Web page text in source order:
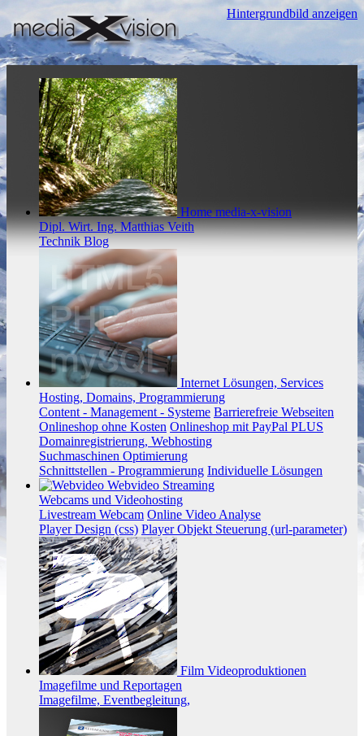
Hintergrundbild anzeigen
Home media-x-vision
Dipl. Wirt. Ing. Matthias Veith
Technik Blog
Internet Lösungen, Services
Hosting, Domains, Programmierung
Content - Management - Systeme Barrierefreie Webseiten
Onlineshop ohne Kosten Onlineshop mit PayPal PLUS
Domainregistrierung, Webhosting
Suchmaschinen Optimierung
Schnittstellen - Programmierung Individuelle Lösungen
Webvideo Streaming
Webcams und Videohosting
Livestream Webcam Online Video Analyse
Player Design (css) Player Objekt Steuerung (url-parameter)
Film Videoproduktionen
Imagefilme und Reportagen
Imagefilme, Eventbegleitung,